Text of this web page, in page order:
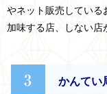
やネット販売している
加味する店、しない店
3 かんてい